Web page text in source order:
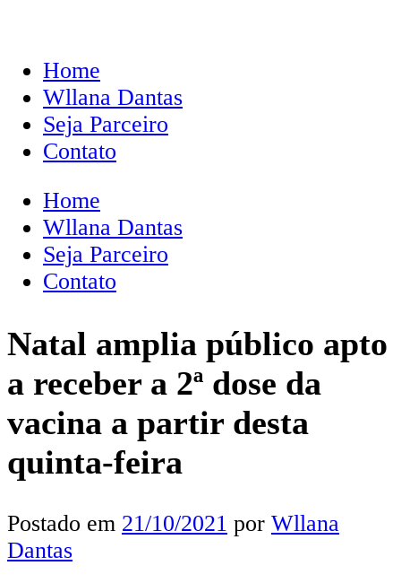
Home
Wllana Dantas
Seja Parceiro
Contato
Home
Wllana Dantas
Seja Parceiro
Contato
Natal amplia público apto
a receber a 2ª dose da
vacina a partir desta
quinta-feira
Postado em 21/10/2021 por Wllana
Dantas